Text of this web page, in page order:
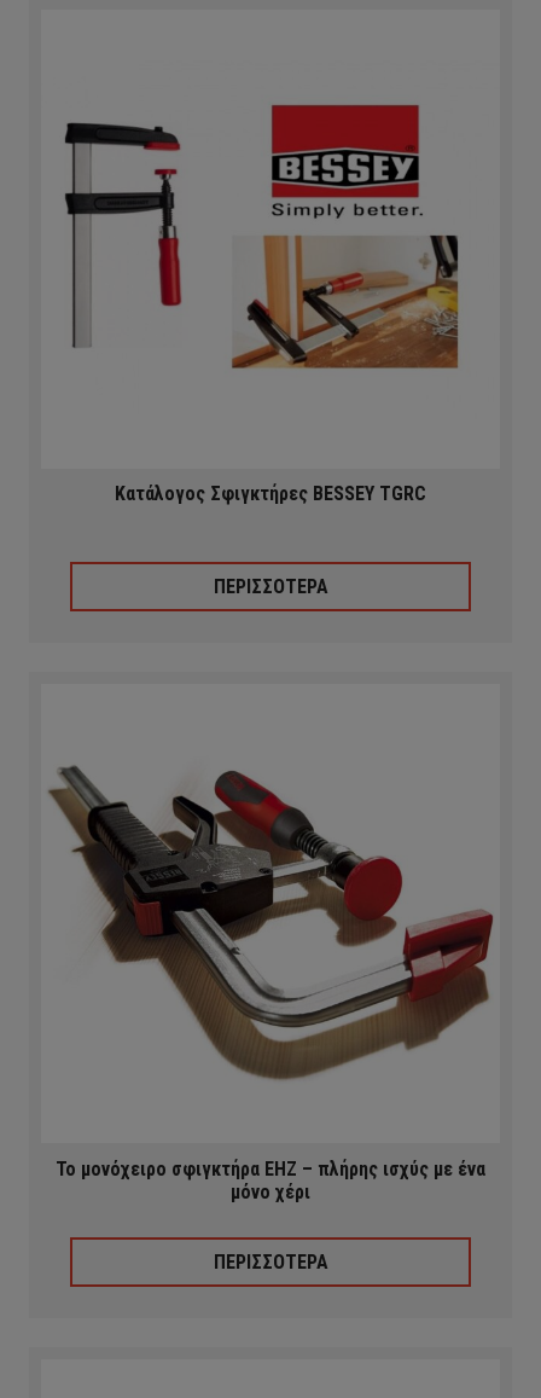
Κατάλογος Σφιγκτήρες BESSEY TGRC
ΠΕΡΙΣΣΟΤΕΡΑ
Το μονόχειρο σφιγκτήρα EHZ – πλήρης ισχύς με ένα
μόνο χέρι
ΠΕΡΙΣΣΟΤΕΡΑ